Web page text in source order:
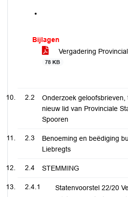
Bijlagen
Vergadering
78 KB
2.2
Onderzoek
nieuw lid van Provinciale
Spooren
2.3
Benoeming en beëdiging
Liebregts
2.4 STEMMING
2.4.1
Statenvoorstel 22/20